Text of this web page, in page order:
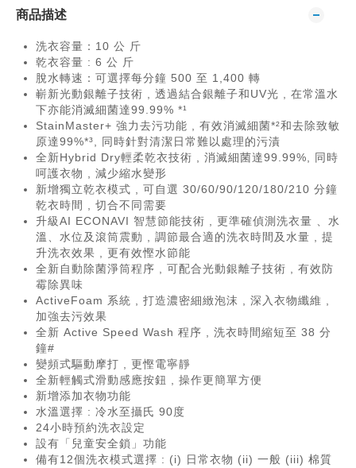
商品描述
洗衣容量：10 公 斤
乾衣容量 : 6 公 斤
脫水轉速：可選擇每分鐘 500 至 1,400 轉
嶄新光動銀離子技術 , 透過結合銀離子和UV光 , 在常溫水
下亦能消滅細菌達99.99% *¹
StainMaster+ 強力去污功能 , 有效消滅細菌*²和去除致敏
原達99%*³, 同時針對清潔日常難以處理的污漬
全新Hybrid Dry輕柔乾衣技術 , 消滅細菌達99.99%, 同時
呵護衣物 , 減少縮水變形
新增獨立乾衣模式 , 可自選 30/60/90/120/180/210 分鐘
乾衣時間 , 切合不同需要
升級AI ECONAVI 智慧節能技術 , 更準確偵測洗衣量 、水
溫、水位及滾筒震動 , 調節最合適的洗衣時間及水量 , 提
升洗衣效果 , 更有效慳水節能
全新自動除菌淨筒程序 , 可配合光動銀離子技術 , 有效防
霉除異味
ActiveFoam 系統 , 打造濃密細緻泡沫 , 深入衣物纖維 ,
加強去污效果
全新 Active Speed Wash 程序 , 洗衣時間縮短至 38 分
鐘#
變頻式驅動摩打 , 更慳電寧靜
全新輕觸式滑動感應按鈕 , 操作更簡單方便
新增添加衣物功能
水溫選擇 : 冷水至攝氏 90度
24小時預約洗衣設定
設有「兒童安全鎖」功能
備有12個洗衣模式選擇 : (i) 日常衣物 (ii) 一般 (iii) 棉質